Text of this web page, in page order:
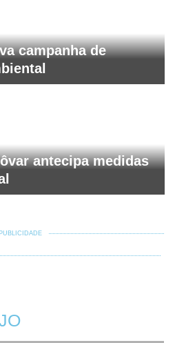
campanha de
antecipa medidas
PUBLICIDADE